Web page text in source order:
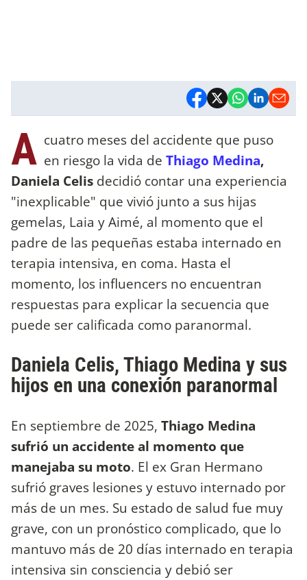
A cuatro meses del accidente que puso
en riesgo la vida de Thiago Medina,
Daniela Celis decidió contar una experiencia
"inexplicable" que vivió junto a sus hijas
gemelas, Laia y Aimé, al momento que el
padre de las pequeñas estaba internado en
terapia intensiva, en coma. Hasta el
momento, los influencers no encuentran
respuestas para explicar la secuencia que
puede ser calificada como paranormal.
Daniela Celis, Thiago Medina y sus
hijos en una conexión paranormal
En septiembre de 2025, Thiago Medina
sufrió un accidente al momento que
manejaba su moto. El ex Gran Hermano
sufrió graves lesiones y estuvo internado por
más de un mes. Su estado de salud fue muy
grave, con un pronóstico complicado, que lo
mantuvo más de 20 días internado en terapia
intensiva sin consciencia y debió ser